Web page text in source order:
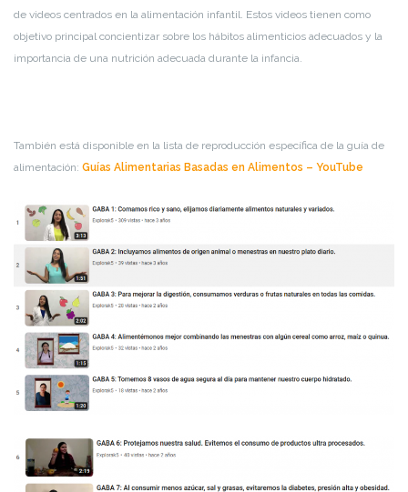
de videos centrados en la alimentación infantil. Estos videos tienen como
objetivo principal concientizar sobre los hábitos alimenticios adecuados y la
importancia de una nutrición adecuada durante la infancia.
También está disponible en la lista de reproducción específica de la guía de
alimentación: Guías Alimentarias Basadas en Alimentos – YouTube